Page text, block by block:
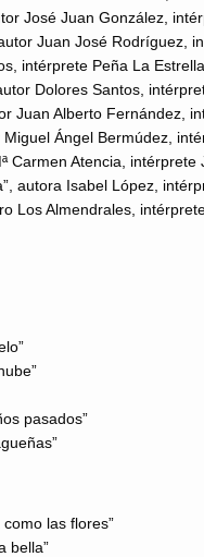
José Juan González,
Juan José Rodríguez,
intérprete Peña La Estrella
Dolores Santos,
Juan Alberto Fernández,
Miguel Ángel Bermúdez,
Carmen Atencia, intérprete
autora Isabel López,
Los Almendrales,
pasados”
las flores”
bella”